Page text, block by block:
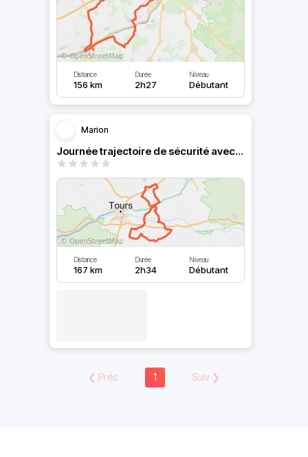
Distance
156 km
Durée
2h27
Niveau
Débutant
Marion
Journée trajectoire de sécurité avec les gendarmes
Distance
167 km
Durée
2h34
Niveau
Débutant
❮ Préc 1 Suiv ❯